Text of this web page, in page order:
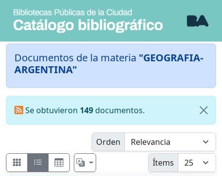
Documentos de la materia "GEOGRAFIA-
ARGENTINA"
Se obtuvieron 149documentos.
Orden
Ítems